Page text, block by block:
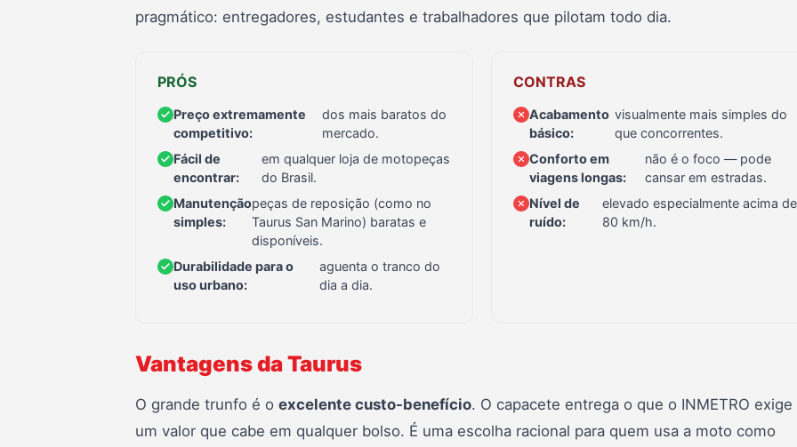
pragmático: entregadores, estudantes e trabalhadores que pilotam todo dia.
PRÓS
Preço extremamente
competitivo:
dos mais baratos do
mercado.
Fácil de
encontrar:
em qualquer loja de motopeças
do Brasil.
Manutenção
simples:
peças de reposição (como no
Taurus San Marino) baratas e
disponíveis.
Durabilidade para o
uso urbano:
aguenta o tranco do
dia a dia.
CONTRAS
Acabamento
básico:
visualmente mais simples do
que concorrentes.
Conforto em
viagens longas:
não é o foco — pode
cansar em estradas.
Nível de
ruído:
elevado especialmente acima de
80 km/h.
Vantagens da Taurus
O grande trunfo é o excelente custo-benefício. O capacete entrega o que o INMETRO exige
um valor que cabe em qualquer bolso. É uma escolha racional para quem usa a moto como